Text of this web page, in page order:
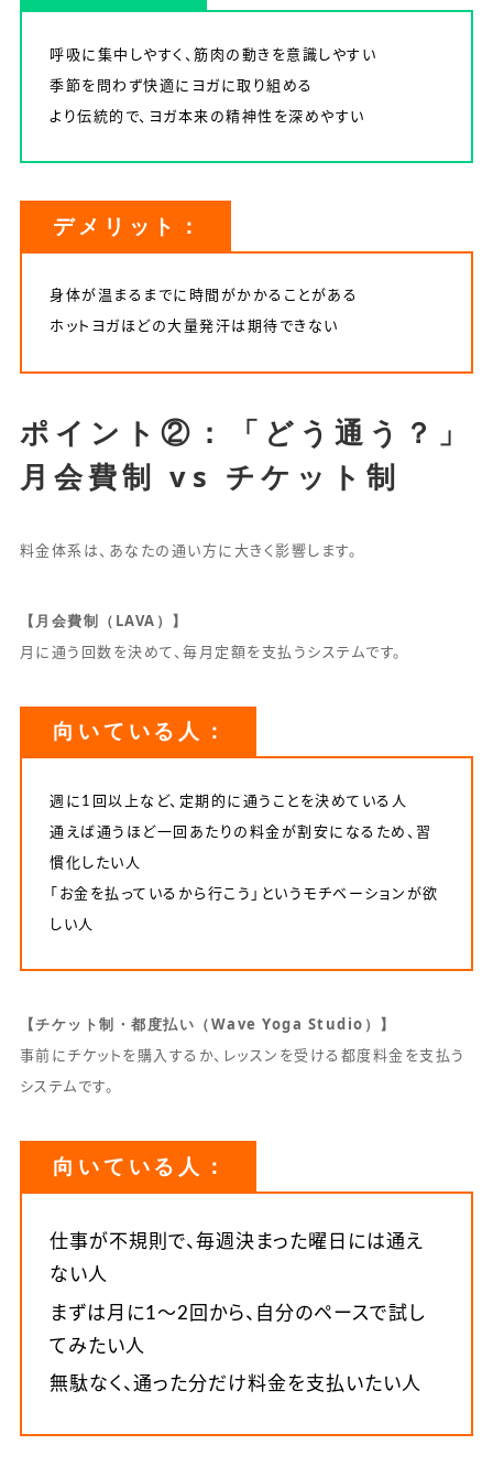
呼吸に集中しやすく、筋肉の動きを意識しやすい
季節を問わず快適にヨガに取り組める
より伝統的で、ヨガ本来の精神性を深めやすい
デメリット：
身体が温まるまでに時間がかかることがある
ホットヨガほどの大量発汗は期待できない
ポイント②：「どう通う？」
月会費制 vs チケット制
料金体系は、あなたの通い方に大きく影響します。
【月会費制（LAVA）】
月に通う回数を決めて、毎月定額を支払うシステムです。
向いている人：
週に1回以上など、定期的に通うことを決めている人
通えば通うほど一回あたりの料金が割安になるため、習
慣化したい人
「お金を払っているから行こう」というモチベーションが欲
しい人
【チケット制・都度払い（Wave Yoga Studio）】
事前にチケットを購入するか、レッスンを受ける都度料金を支払う
システムです。
向いている人：
仕事が不規則で、毎週決まった曜日には通え
ない人
まずは月に1〜2回から、自分のペースで試し
てみたい人
無駄なく、通った分だけ料金を支払いたい人